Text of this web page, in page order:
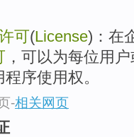
可(License)：在
，可以为每位用
序使用权。
-相关网页